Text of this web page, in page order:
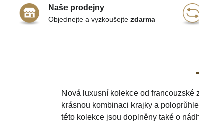
Nová luxusní kolekce od francouzské
krásnou kombinaci krajky a
této kolekce jsou doplněny také o
Naše prodejny
Objednejte a vyzkoušejte zdarma